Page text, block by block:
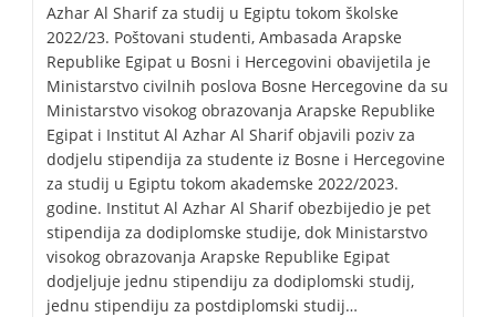
Azhar Al Sharif za studij u Egiptu tokom školske
2022/23. Poštovani studenti, Ambasada Arapske
Republike Egipat u Bosni i Hercegovini obavijetila je
Ministarstvo civilnih poslova Bosne Hercegovine da su
Ministarstvo visokog obrazovanja Arapske Republike
Egipat i Institut Al Azhar Al Sharif objavili poziv za
dodjelu stipendija za studente iz Bosne i Hercegovine
za studij u Egiptu tokom akademske 2022/2023.
godine. Institut Al Azhar Al Sharif obezbijedio je pet
stipendija za dodiplomske studije, dok Ministarstvo
visokog obrazovanja Arapske Republike Egipat
dodjeljuje jednu stipendiju za dodiplomski studij,
jednu stipendiju za postdiplomski studij…